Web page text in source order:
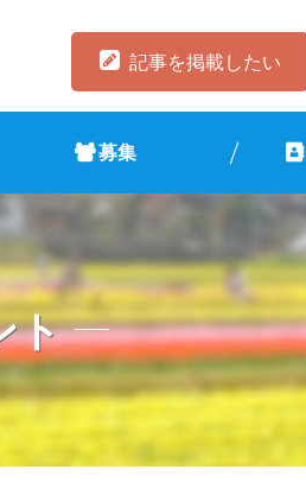
記事を掲載したい
募集
ト